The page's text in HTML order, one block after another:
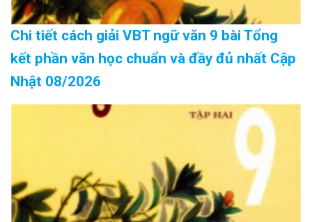
Chi tiết cách giải VBT ngữ văn 9 bài Tổng
kết phần văn học chuẩn và đầy đủ nhất Cập
Nhật 08/2026